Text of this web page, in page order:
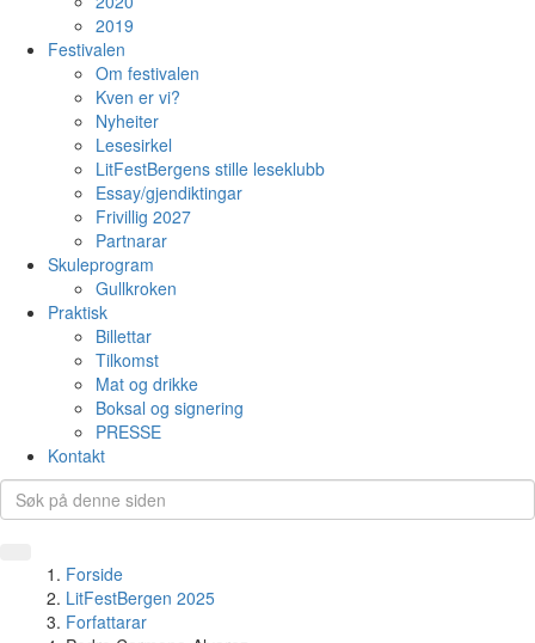
2019
Festivalen
Om festivalen
Kven er vi?
Nyheiter
Lesesirkel
LitFestBergens stille leseklubb
Essay/gjendiktingar
Frivillig 2027
Partnarar
Skuleprogram
Gullkroken
Praktisk
Billettar
Tilkomst
Mat og drikke
Boksal og signering
PRESSE
Kontakt
Forside
LitFestBergen 2025
Forfattarar